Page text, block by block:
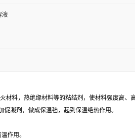
液
料，热绝缘材料等的粘结剂，使材料强度高、
凝剂，做成保温毡，起到保温绝热作用。
作用。